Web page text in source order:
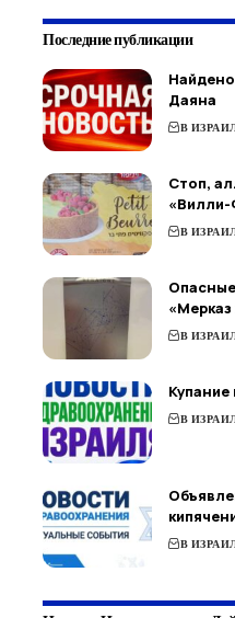
Последние публикации
Даяна
В
Стоп,
«Вилли-
В
В
Купание
В
В